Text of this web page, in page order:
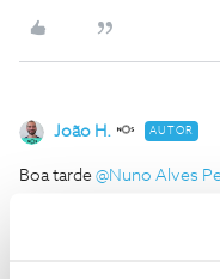
João H. AUTOR
Boa tarde ​ @Nuno Alves